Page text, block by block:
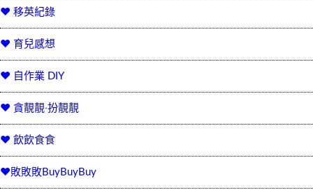
♥ 移英紀錄
♥ 育兒感想
♥ 自作業 DIY
♥ 貪靚靚‧扮靚靚
♥ 飲飲食食
♥敗敗敗BuyBuyBuy